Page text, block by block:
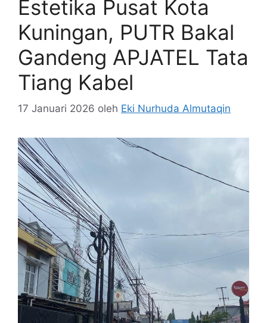
Estetika Pusat Kota
Kuningan, PUTR Bakal
Gandeng APJATEL Tata
Tiang Kabel
17 Januari 2026 oleh Eki Nurhuda Almutaqin